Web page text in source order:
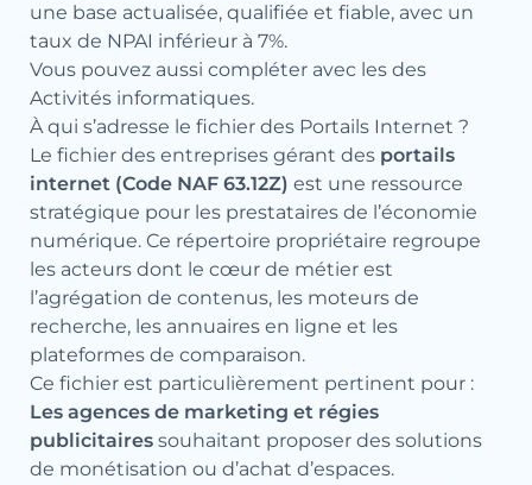
une base actualisée, qualifiée et fiable, avec un
taux de NPAI inférieur à 7%.
Vous pouvez aussi compléter avec les des
Activités informatiques.
À qui s’adresse le fichier des Portails Internet ?
Le fichier des entreprises gérant des portails
internet (Code NAF 63.12Z) est une ressource
stratégique pour les prestataires de l’économie
numérique. Ce répertoire propriétaire regroupe
les acteurs dont le cœur de métier est
l’agrégation de contenus, les moteurs de
recherche, les annuaires en ligne et les
plateformes de comparaison.
Ce fichier est particulièrement pertinent pour :
Les agences de marketing et régies
publicitaires souhaitant proposer des solutions
de monétisation ou d’achat d’espaces.